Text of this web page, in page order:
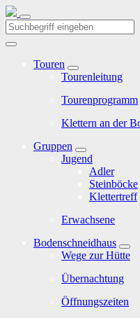
Touren
Tourenleitung
Tourenprogramm
Klettern an der
Gruppen
Jugend
Adler
Steinböcke
Klettertreff
Erwachsene
Bodenschneidhaus
Wege zur Hütte
Übernachtung
Öffnungszeiten